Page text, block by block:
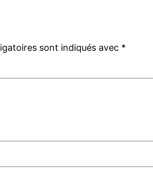
sont indiqués avec *